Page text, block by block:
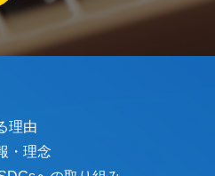
理由
・理念